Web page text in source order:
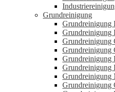
Grundreinigung
Grundreinigung
Grundreinigung
Grundreinigung
Grundreinigung
Grundreinigung
Grundreinigung
Grundreinigung
Grundreinigung